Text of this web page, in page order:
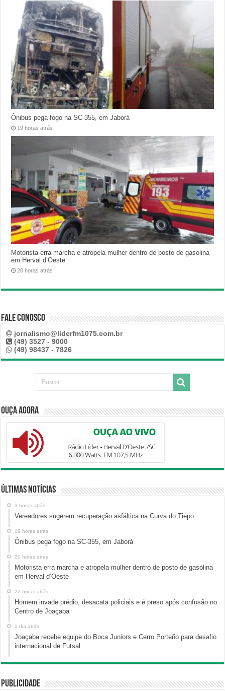
Ônibus pega fogo na SC-355, em Jaborá
19 horas atrás
Motorista erra marcha e atropela mulher dentro de posto de gasolina
em Herval d’Oeste
20 horas atrás
Fale Conosco
jornalismo@liderfm1075.com.br
(49) 3527 - 9000
(49) 98437 - 7826
Ouça Agora
Últimas Notícias
3 horas atrás
Vereadores sugerem recuperação asfáltica na Curva do Tiepo
19 horas atrás
Ônibus pega fogo na SC-355, em Jaborá
20 horas atrás
Motorista erra marcha e atropela mulher dentro de posto de gasolina
em Herval d’Oeste
22 horas atrás
Homem invade prédio, desacata policiais e é preso após confusão no
Centro de Joaçaba
1 dia atrás
Joaçaba recebe equipe do Boca Juniors e Cerro Porteño para desafio
internacional de Futsal
Publicidade